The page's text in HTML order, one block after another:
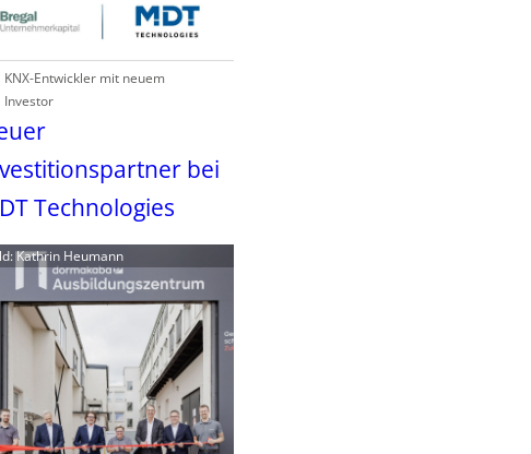
KNX-Entwickler mit neuem
Investor
bei
Technologies
Kathrin Heumann